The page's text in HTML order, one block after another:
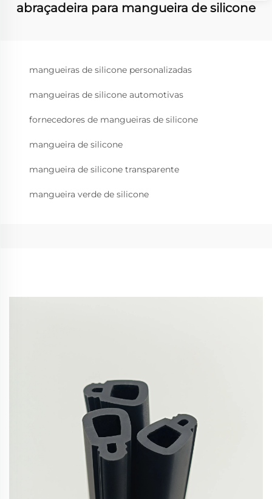
abraçadeira para mangueira de silicone
mangueiras de silicone personalizadas
mangueiras de silicone automotivas
fornecedores de mangueiras de silicone
mangueira de silicone
mangueira de silicone transparente
mangueira verde de silicone